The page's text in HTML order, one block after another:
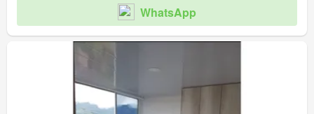
WhatsApp